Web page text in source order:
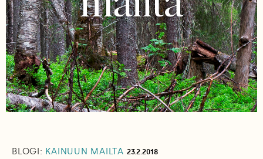
BLOGI: KAINUUN MAILTA 23.2.2018